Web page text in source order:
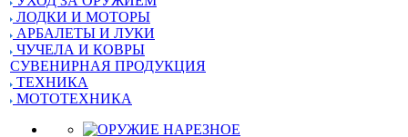
ЛОДКИ И МОТОРЫ
АРБАЛЕТЫ И ЛУКИ
ЧУЧЕЛА И КОВРЫ
СУВЕНИРНАЯ ПРОДУКЦИЯ
ТЕХНИКА
МОТОТЕХНИКА